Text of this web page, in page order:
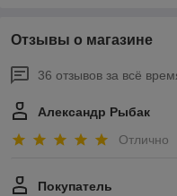
Отзывы о магазине
36 отзывов за всё
Александр Рыбак
Отлично
Покупатель